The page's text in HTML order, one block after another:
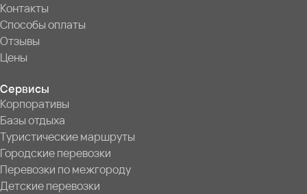
Контакты
Способы оплаты
Отзывы
Цены
Сервисы
Корпоративы
Базы отдыха
Туристические маршруты
Городские перевозки
Перевозки по межгороду
Детские перевозки